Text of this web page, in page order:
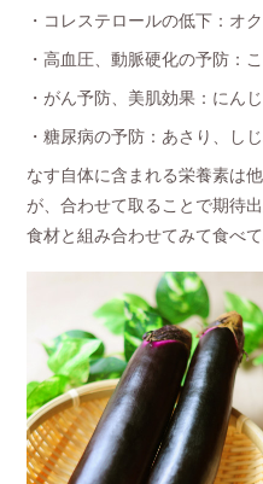
・コレステロールの低下：オ
・高血圧、動脈硬化の予防：
・がん予防、美肌効果：にん
・糖尿病の予防：あさり、し
なす自体に含まれる栄養素は
が、合わせて取ることで期待
食材と組み合わせてみて食べて